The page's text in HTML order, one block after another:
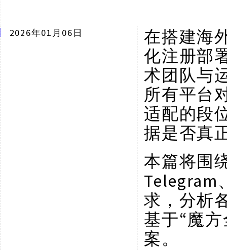
2026年01月06日
在搭建海
化注册部
术团队与
所有平台
适配的段
据是否真
本篇将围
Telegram
求，分析
基于“魔
案。